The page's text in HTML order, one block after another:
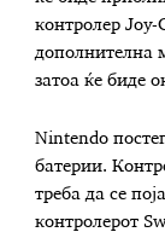
контролер Joy-
дополнителна
затоа ќе биде
Nintendo
батерии.
треба да се
контролерот